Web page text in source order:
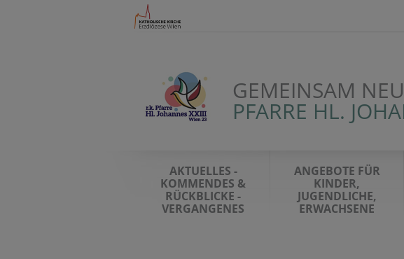
GEMEINSAM
PFARRE HL.
AKTUELLES -
KOMMENDES &
RÜCKBLICKE -
VERGANGENES
ANGEBOTE FÜR
KINDER,
JUGENDLICHE,
ERWACHSENE